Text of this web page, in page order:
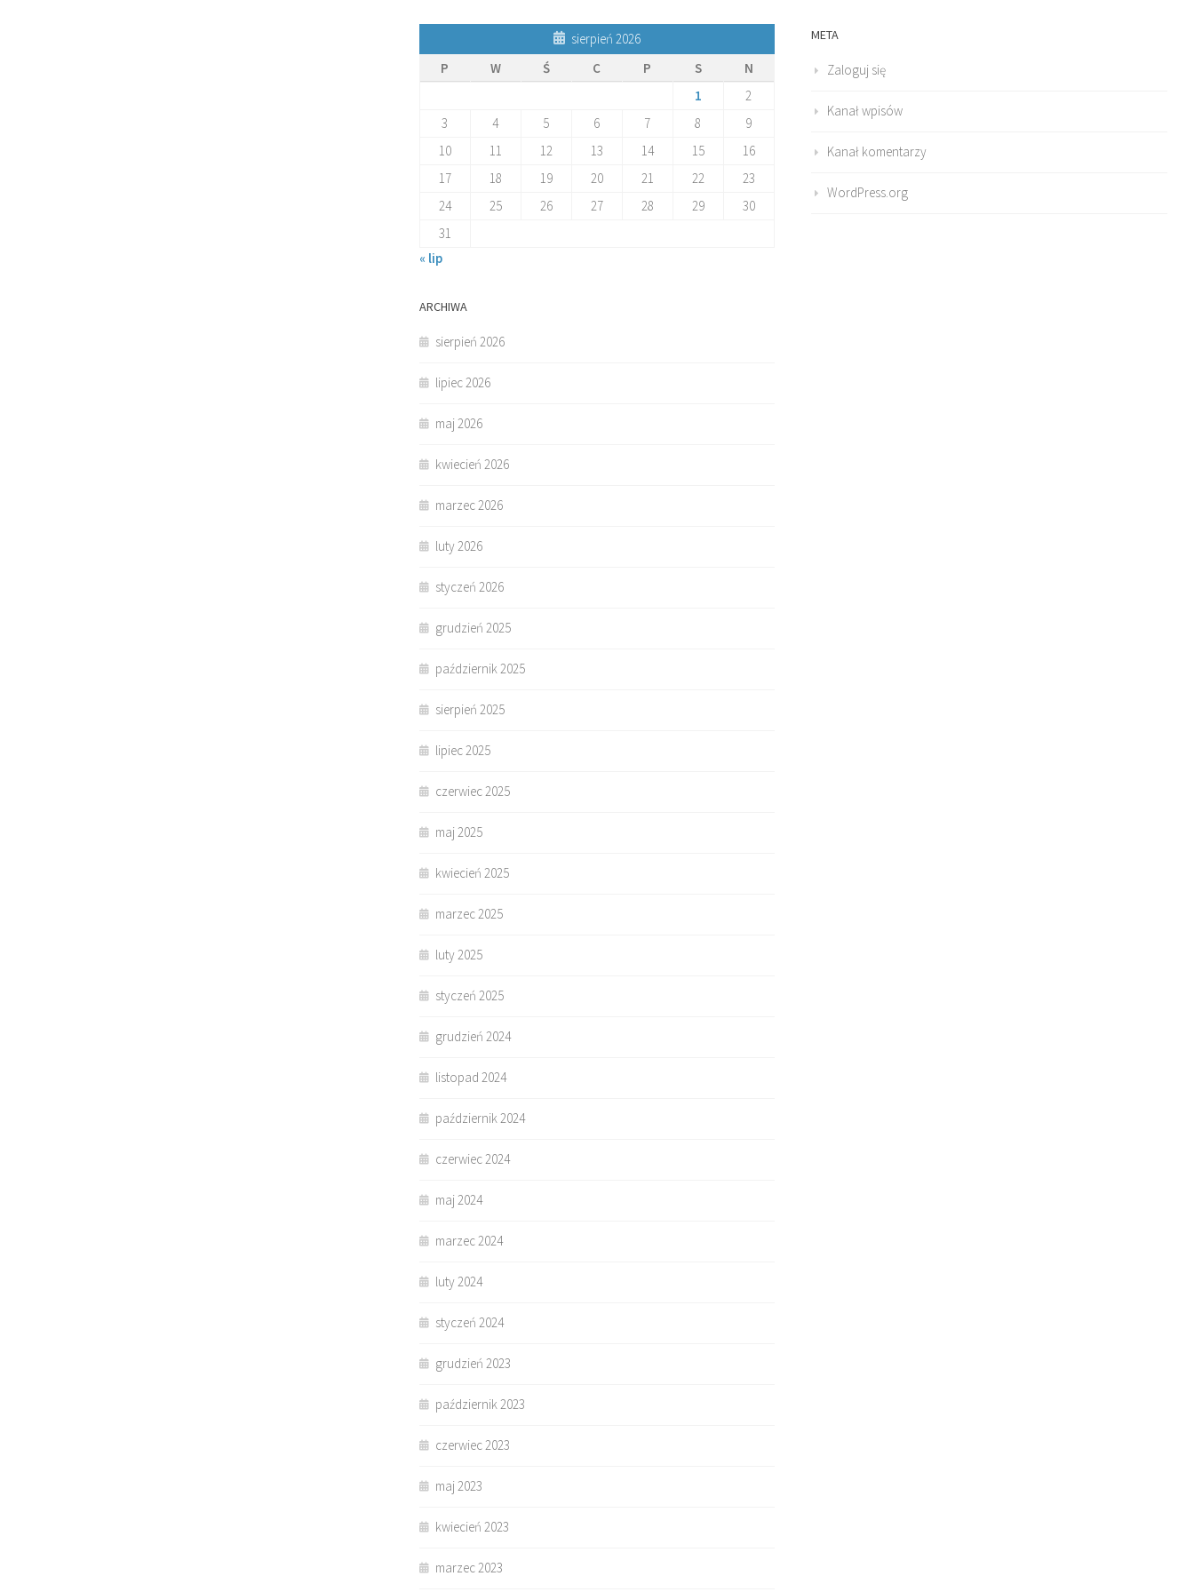
sierpień 2026
P
W Ś C P S
N
1
2
3
4 5 6 7 8
9
10
11 12 13 14 15
16
17
18 19 20 21 22
23
24
25 26 27 28 29
30
31
« lip
ARCHIWA
sierpień 2026
lipiec 2026
maj 2026
kwiecień 2026
marzec 2026
luty 2026
styczeń 2026
grudzień 2025
październik 2025
sierpień 2025
lipiec 2025
czerwiec 2025
maj 2025
kwiecień 2025
marzec 2025
luty 2025
styczeń 2025
grudzień 2024
listopad 2024
październik 2024
czerwiec 2024
maj 2024
marzec 2024
luty 2024
styczeń 2024
grudzień 2023
październik 2023
czerwiec 2023
maj 2023
kwiecień 2023
marzec 2023
META
Zaloguj się
Kanał wpisów
Kanał komentarzy
WordPress.org